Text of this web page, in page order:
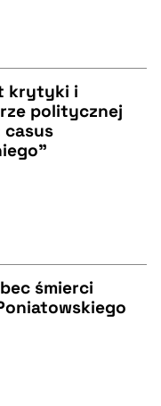
krytyki i
politycznej
casus
śmierci